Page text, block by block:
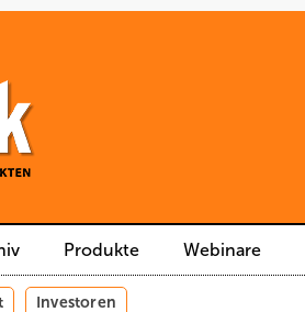
Produkte Webinare
Investoren